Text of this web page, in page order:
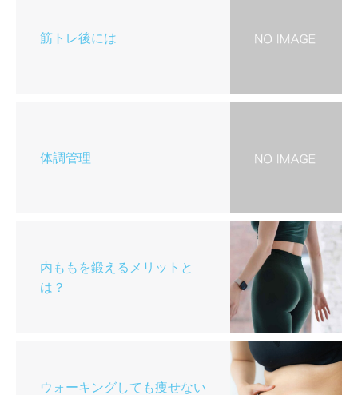
筋トレ後には
体調管理
内ももを鍛えるメリットと
は？
ウォーキングしても痩せない